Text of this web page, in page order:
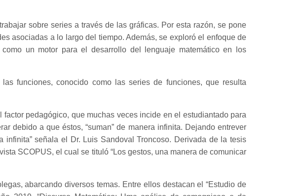
sobre series a través de las gráficas. Por esta razón, se pone
asociadas a lo largo del tiempo. Además, se exploró el enfoque de
un motor para el desarrollo del lenguaje matemático en los
funciones, conocido como las series de funciones, que resulta
pedagógico, que muchas veces incide en el estudiantado para
debido a que éstos, “suman” de manera infinita. Dejando entrever
señala el Dr. Luis Sandoval Troncoso. Derivada de la tesis
SCOPUS, el cual se tituló “Los gestos, una manera de comunicar
abarcando diversos temas. Entre ellos destacan el “Estudio de